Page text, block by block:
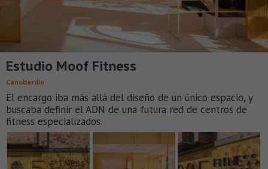
Estudio Moof Fitness
Canobardin
El encargo iba más allá del diseño de un único espacio, y
buscaba definir el ADN de una futura red de centros de
fitness especializados.